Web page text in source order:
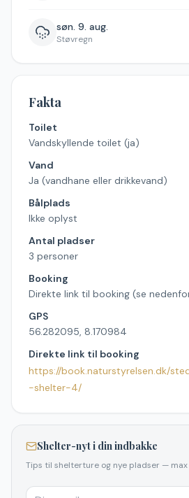
søn. 9. aug.
Støvregn
Fakta
Toilet
Vandskyllende toilet (ja)
Vand
Ja (vandhane eller drikkevand)
Bålplads
Ikke oplyst
Antal pladser
3 personer
Booking
Direkte link til booking (se
GPS
56.282095, 8.170984
Direkte link til booking
https://book.naturstyrelsen.dk/
-shelter-4/
Shelter-nyt i din indbakke
Tips til shelterture og nye pladser — max